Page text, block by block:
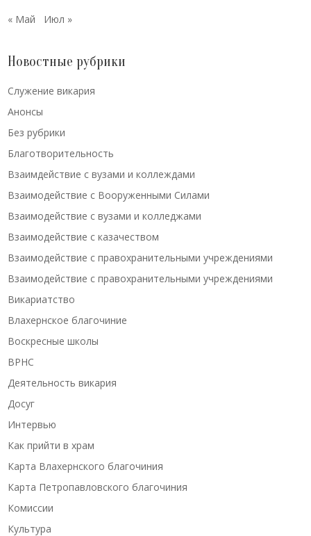
« Май Июл »
Новостные рубрики
Cлужение викария
Анонсы
Без рубрики
Благотворительность
Взаимдействие с вузами и коллеждами
Взаимодействие с Вооруженными Силами
Взаимодействие с вузами и колледжами
Взаимодействие с казачеством
Взаимодействие с правохранительными учреждениями
Взаимодействие с правохранительными учреждениями
Викариатство
Влахернское благочиние
Воскресные школы
ВРНС
Деятельность викария
Досуг
Интервью
Как прийти в храм
Карта Влахернского благочиния
Карта Петропавловского благочиния
Комиссии
Культура